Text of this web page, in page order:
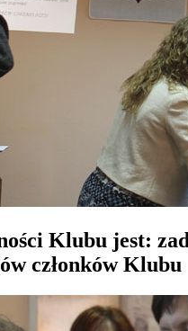
Klubu jest:
członków Klubu